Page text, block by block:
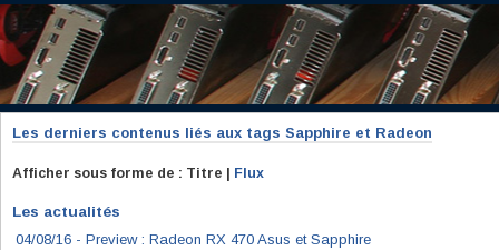
Les derniers contenus liés aux tags Sapphire et Radeon
Afficher sous forme de : Titre | Flux
Les actualités
04/08/16 - Preview : Radeon RX 470 Asus et Sapphire